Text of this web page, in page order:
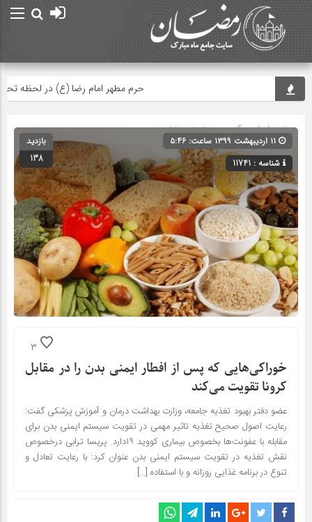
حرم مطهر امام رضا (ع) در لحظه تحویل
صفحه اصلی» گروه » دسته‌بندی نشده
شناسه : 11741
بازدید
138
3
خوراکی‌هایی که پس از افطار ایمنی بدن را در مقابل
کرونا تقویت می‌کند
عضو دفتر بهبود تغذیه جامعه، وزارت بهداشت درمان و آموزش پزشکی گفت:
رعایت اصول صحیح تغذیه تاثیر مهمی در تقویت سیستم ایمنی بدن برای
مقابله با عفونت‌ها بخصوص بیماری کووید ۱۹دارد. پریسا ترابی درخصوص
نقش تغذیه در تقویت سیستم ایمنی بدن عنوان کرد: با رعایت تعادل و
تنوع در برنامه غذایی روزانه و با استفاده […]